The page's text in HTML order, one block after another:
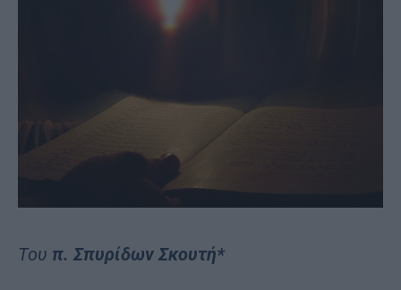
Του π. Σπυρίδων Σκουτή*